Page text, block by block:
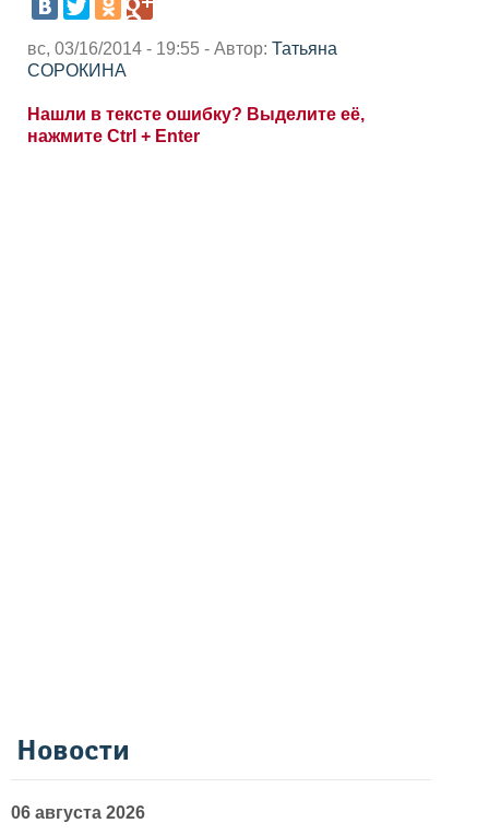
вс, 03/16/2014 - 19:55 - Автор: Татьяна
СОРОКИНА
Нашли в тексте ошибку? Выделите её,
нажмите Ctrl + Enter
Новости
06 августа 2026